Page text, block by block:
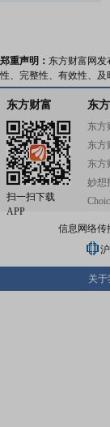
郑重声明： 东方财富网
性、完整性、有效性、
东方财富
扫一扫下载
APP
东
东方
东方
东方
妙想
信息网络传
关于